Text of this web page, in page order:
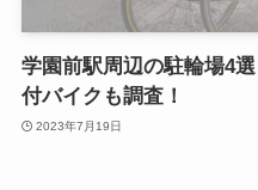
学園前駅周辺の駐輪場4
付バイクも調査！
2023年7月19日